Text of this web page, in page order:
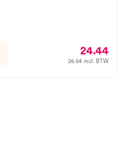
24.44
26.64 incl. BTW